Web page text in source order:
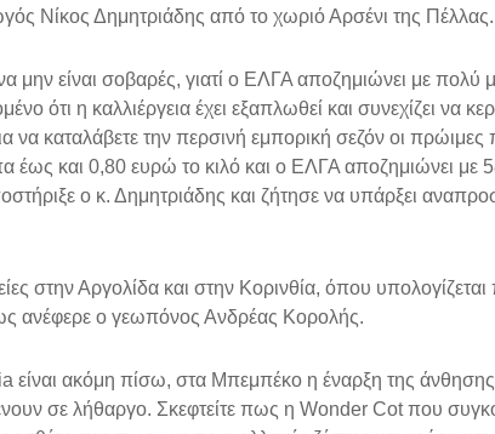
Νίκος Δημητριάδης από το χωριό Αρσένι της Πέλλας.
μην είναι σοβαρές, γιατί ο ΕΛΓΑ αποζημιώνει με πολύ
ότι η καλλιέργεια έχει εξαπλωθεί και συνεχίζει να
καταλάβετε την περσινή εμπορική σεζόν οι πρώιμες
έως και 0,80 ευρώ το κιλό και ο ΕΛΓΑ αποζημιώνει με
ο κ. Δημητριάδης και ζήτησε να υπάρξει
στην Αργολίδα και στην Κορινθία, όπου
ανέφερε ο γεωπόνος Ανδρέας Κορολής.
είναι ακόμη πίσω, στα Μπεμπέκο η έναρξη της άνθησης
σε λήθαργο. Σκεφτείτε πως η Wonder Cot που